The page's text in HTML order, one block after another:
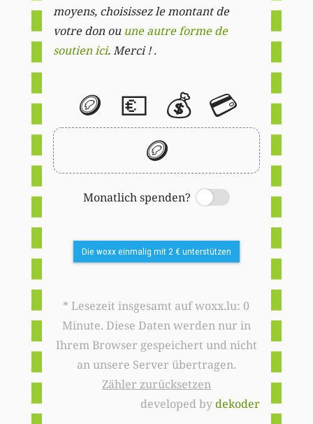
moyens, choisissez le montant de
votre don ou une autre forme de
soutien ici. Merci ! .
🪙 💶 💰 💳
🪙
Monatlich spenden?
Switch
Die woxx einmalig mit 2 € unterstützen
* Lesezeit insgesamt auf woxx.lu: 0
Minute. Diese Daten werden nur in
Ihrem Browser gespeichert und nicht
an unsere Server übertragen.
Zähler zurücksetzen
developed bydekoder